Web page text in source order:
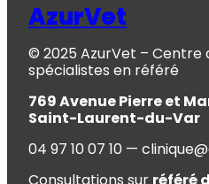
AzurVet
© 2025 AzurVet – Centre
spécialistes en référé
769 Avenue Pierre et
Saint-Laurent-du-Var
04 97 10 07 10 —